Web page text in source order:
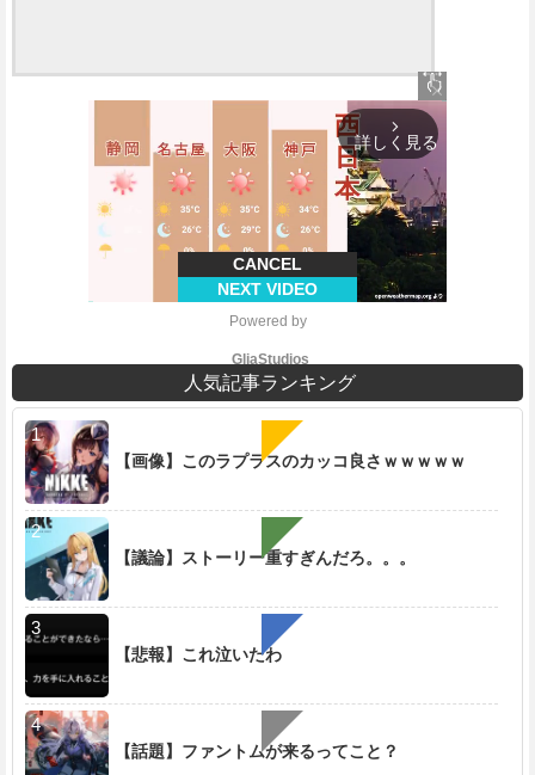
close
arrow_forward_ios
詳しく見る
CANCEL
NEXT VIDEO
e
Powered by
GliaStudios
人気記事ランキング
【画像】このラプラスのカッコ良さｗｗｗｗｗ
【議論】ストーリー重すぎんだろ。。。
【悲報】これ泣いたわ
【話題】ファントムが来るってこと？